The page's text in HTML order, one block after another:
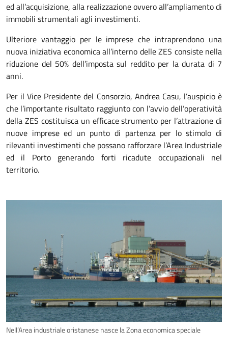
ed all’acquisizione, alla realizzazione ovvero all’ampliamento di
immobili strumentali agli investimenti.
Ulteriore vantaggio per le imprese che intraprendono una
nuova iniziativa economica all’interno delle ZES consiste nella
riduzione del 50% dell’imposta sul reddito per la durata di 7
anni.
Per il Vice Presidente del Consorzio, Andrea Casu, l’auspicio è
che l’importante risultato raggiunto con l’avvio dell’operatività
della ZES costituisca un efficace strumento per l’attrazione di
nuove imprese ed un punto di partenza per lo stimolo di
rilevanti investimenti che possano rafforzare l’Area Industriale
ed il Porto generando forti ricadute occupazionali nel
territorio.
Nell’Area industriale oristanese nasce la Zona economica speciale